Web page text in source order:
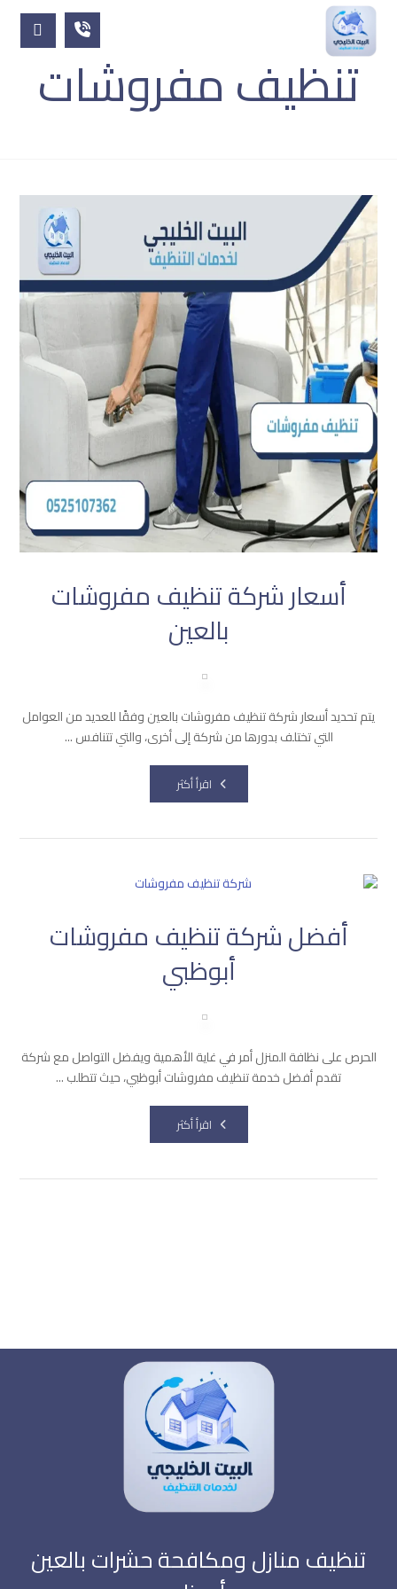
تنظيف مفروشات
أسعار شركة تنظيف مفروشات
بالعين
يتم تحديد أسعار شركة تنظيف مفروشات بالعين وفقًا للعديد من العوامل
التي تختلف بدورها من شركة إلى أخرى، والتي تتنافس ...
اقرأ أكثر
أفضل شركة تنظيف مفروشات
أبوظبي
الحرص على نظافة المنزل أمر في غاية الأهمية ويفضل التواصل مع شركة
تقدم أفضل خدمة تنظيف مفروشات أبوظبي، حيث تتطلب ...
اقرأ أكثر
تنظيف منازل ومكافحة حشرات بالعين